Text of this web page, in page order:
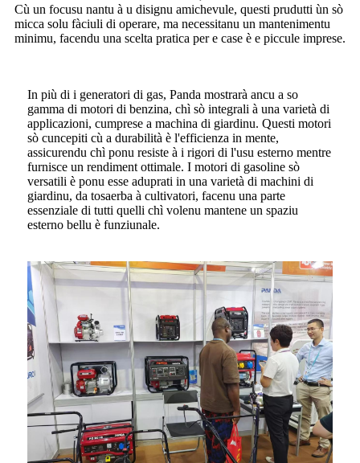
Cù un focusu nantu à u disignu amichevule, questi prudutti ùn sò
micca solu fàciuli di operare, ma necessitanu un mantenimentu
minimu, facendu una scelta pratica per e case è e piccule imprese.
In più di i generatori di gas, Panda mostrarà ancu a so
gamma di motori di benzina, chì sò integrali à una varietà di
applicazioni, cumprese a machina di giardinu. Questi motori
sò cuncepiti cù a durabilità è l'efficienza in mente,
assicurendu chì ponu resiste à i rigori di l'usu esterno mentre
furnisce un rendiment ottimale. I motori di gasoline sò
versatili è ponu esse aduprati in una varietà di machini di
giardinu, da tosaerba à cultivatori, facenu una parte
essenziale di tutti quelli chì volenu mantene un spaziu
esterno bellu è funziunale.